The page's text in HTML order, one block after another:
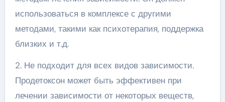
использоваться в комплексе с другими
методами, такими как психотерапия, поддержка
близких и т.д.
2. Не подходит для всех видов зависимости.
Продетоксон может быть эффективен при
лечении зависимости от некоторых веществ,